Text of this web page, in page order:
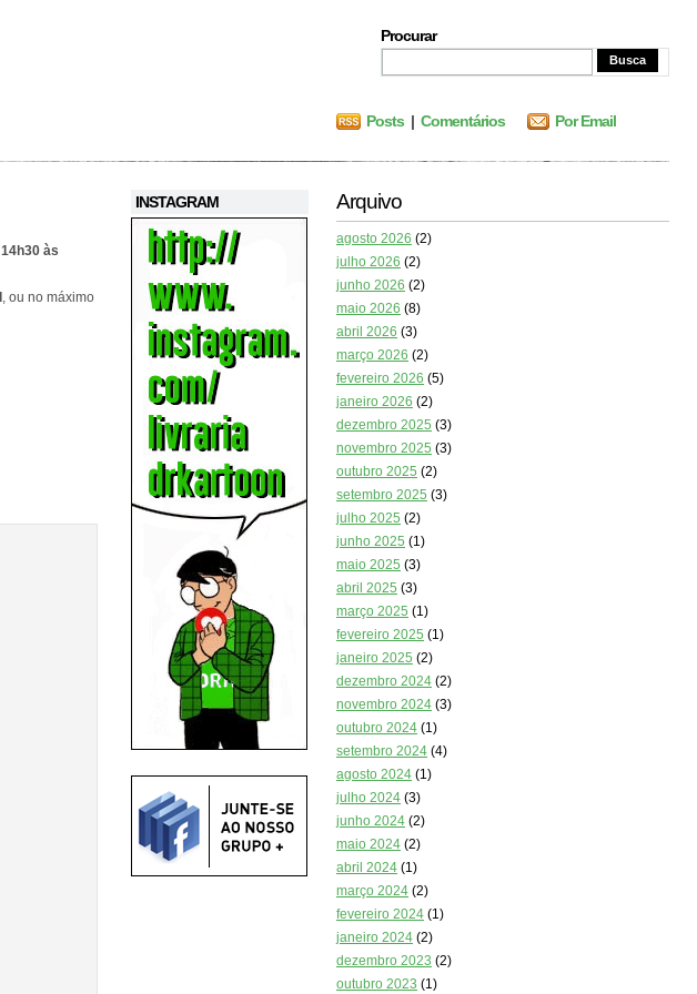
Procurar
Posts | Comentários Por Email
INSTAGRAM Arquivo
agosto 2026 (2)
julho 2026 (2)
junho 2026 (2)
maio 2026 (8)
abril 2026 (3)
março 2026 (2)
fevereiro 2026 (5)
janeiro 2026 (2)
dezembro 2025 (3)
novembro 2025 (3)
outubro 2025 (2)
setembro 2025 (3)
julho 2025 (2)
junho 2025 (1)
maio 2025 (3)
abril 2025 (3)
março 2025 (1)
fevereiro 2025 (1)
janeiro 2025 (2)
dezembro 2024 (2)
novembro 2024 (3)
outubro 2024 (1)
setembro 2024 (4)
agosto 2024 (1)
julho 2024 (3)
junho 2024 (2)
maio 2024 (2)
abril 2024 (1)
março 2024 (2)
fevereiro 2024 (1)
janeiro 2024 (2)
dezembro 2023 (2)
outubro 2023 (1)
14h30 às
, ou no máximo